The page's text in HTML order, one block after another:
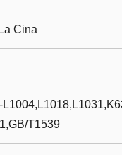
La Cina
T1539